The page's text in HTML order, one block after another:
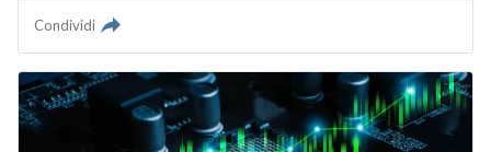
Condividi